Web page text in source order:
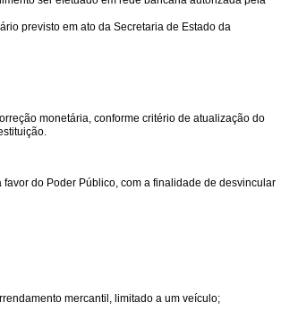
previsto em ato da Secretaria de Estado da
monetária, conforme critério de atualização do
do Poder Público, com a finalidade de desvincular
mercantil, limitado a um veículo;